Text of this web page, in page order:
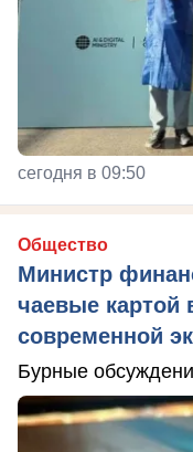
сегодня в 09:50
Общество
Министр
чаевые картой
современной
Бурные